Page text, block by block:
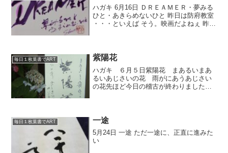
ハガキ 6月16日 ＤＲＥＡＭＥＲ・夢みる
ひと・あきらめないひと 昨日は防府教室
・・・といえば そう。映画だよねぇ 昨日
りづら...
毎日１枚葉書でART 紫陽花
ハガキ ６月５日紫陽花 まあるいまあ
るいあじさいの花 雨がにあうあじさい
の花先ほど今日の稽古が終わりました。
あじさいです。』ってくだ...
毎日１枚葉書でART 一途
5月24日 一途 ただ一途に、正直に進みた
い